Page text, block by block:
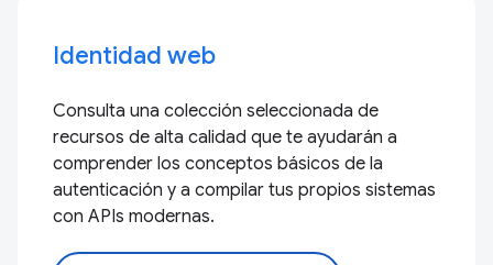
Identidad web
Consulta una colección seleccionada de
recursos de alta calidad que te ayudarán a
comprender los conceptos básicos de la
autenticación y a compilar tus propios sistemas
con APIs modernas.